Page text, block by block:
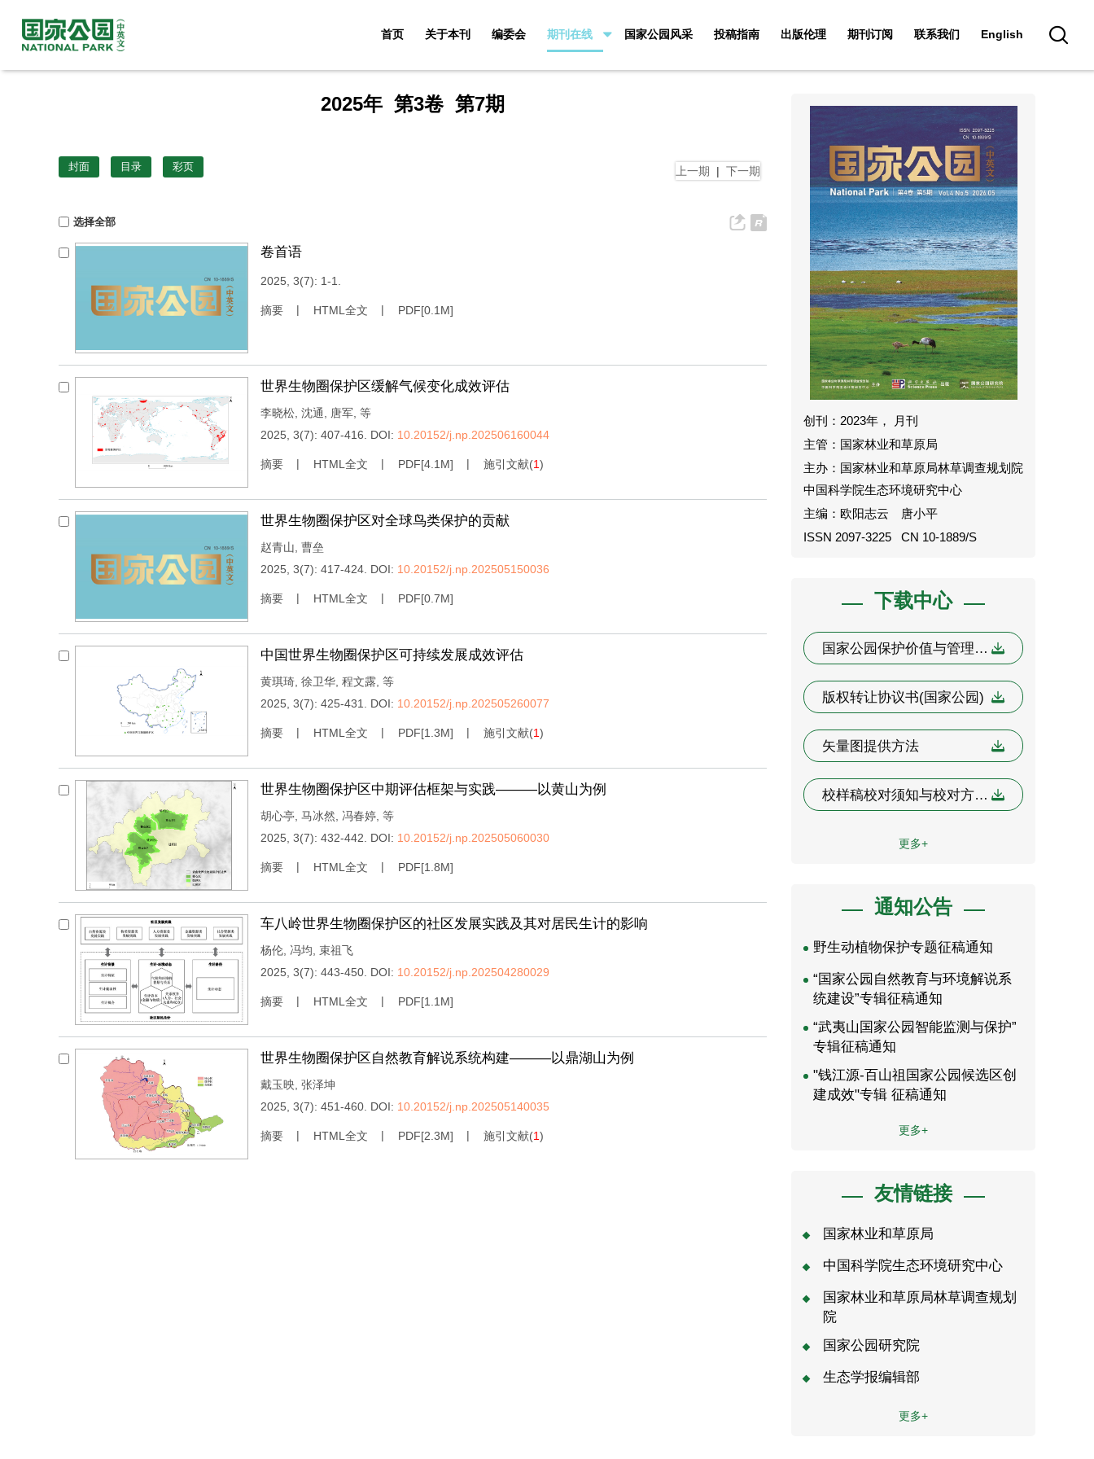
首页 关于本刊 编委会 期刊在线 国家公园风采 投稿指南 出版伦理 期刊订阅 联系我们 English
2025年 第3卷 第7期
上一期 | 下一期
封面 目录 彩页
选择全部
卷首语
2025, 3(7): 1-1.
摘要 HTML全文 PDF[0.1M]
世界生物圈保护区缓解气候变化成效评估
李晓松 沈通 唐军 等
2025, 3(7): 407-416.
DOI: 10.20152/j.np.202506160044
摘要 HTML全文 PDF[4.1M] 施引文献(1)
世界生物圈保护区对全球鸟类保护的贡献
赵青山 曹垒
2025, 3(7): 417-424. DOI: 10.20152/j.np.202505150036
摘要 HTML全文 PDF[0.7M]
中国世界生物圈保护区可持续发展成效评估
黄琪琦 徐卫华 程文露 等
2025, 3(7): 425-431.
DOI: 10.20152/j.np.202505260077
摘要 HTML全文 PDF[1.3M] 施引文献(1)
世界生物圈保护区中期评估框架与实践———以黄山为例
胡心亭 马冰然 冯春婷 等
2025, 3(7): 432-442.
DOI: 10.20152/j.np.202505060030
摘要 HTML全文 PDF[1.8M]
车八岭世界生物圈保护区的社区发展实践及其对居民生计的影响
杨伦 冯均
束祖飞
2025, 3(7): 443-450. DOI: 10.20152/j.np.202504280029
摘要 HTML全文 PDF[1.1M]
世界生物圈保护区自然教育解说系统构建———以鼎湖山为例
戴玉映 张泽坤
2025, 3(7): 451-460. DOI: 10.20152/j.np.202505140035
摘要 HTML全文 PDF[2.3M] 施引文献(1)
创刊：2023年， 月刊
主管：国家林业和草原局
主办： 国家林业和草原局林草调查规划院
中国科学院生态环境研究中心
主编：欧阳志云 唐小平
ISSN 2097-3225 CN 10-1889/S
下载中心
国家公园保护价值与管理模式研究 模板
版权转让协议书(国家公园)
矢量图提供方法
校样稿校对须知与校对方法说明——以《生态学报》稿件为例
更多+
通知公告
野生动植物保护专题征稿通知
“国家公园自然教育与环境解说系
统建设”专辑征稿通知
“武夷山国家公园智能监测与保护”
专辑征稿通知
"钱江源-百山祖国家公园候选区创
建成效"专辑 征稿通知
更多+
友情链接
国家林业和草原局
中国科学院生态环境研究中心
国家林业和草原局林草调查规划
院
国家公园研究院
生态学报编辑部
更多+